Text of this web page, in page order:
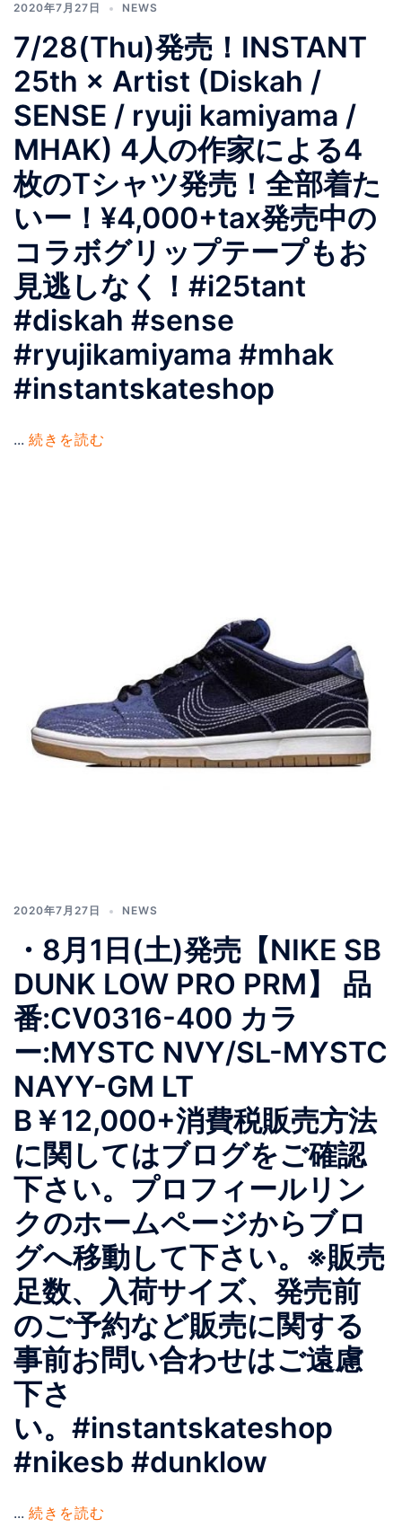
2020年7月27日 NEWS
7/28(Thu)発売！INSTANT
25th × Artist (Diskah /
SENSE / ryuji kamiyama /
MHAK) 4人の作家による4
枚のTシャツ発売！全部着た
いー！¥4,000+tax発売中の
コラボグリップテープもお
見逃しなく！#i25tant
#diskah #sense
#ryujikamiyama #mhak
#instantskateshop
... 続きを読む
2020年7月27日 NEWS
・ 8月1日(土)発売 【NIKE SB
DUNK LOW PRO PRM】 品
番:CV0316-400 カラ
ー:MYSTC NVY/SL-MYSTC
NAYY-GM LT
B ￥12,000+消費税 販売方法
に関してはブログをご確認
下さい。 プロフィールリン
クのホームページからブロ
グへ移動して下さい。 ※販売
足数、入荷サイズ、発売前
のご予約など販売に関する
事前お問い合わせはご遠慮
下さ
い。 #instantskateshop
#nikesb #dunklow
... 続きを読む